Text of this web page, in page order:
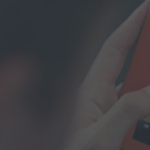
ウェアラブルソリュ